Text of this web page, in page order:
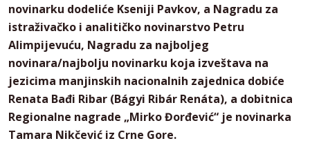
novinarku dodeliće Kseniji Pavkov, a Nagradu za
istraživačko i analitičko novinarstvo Petru
Alimpijevuću, Nagradu za najboljeg
novinara/najbolju novinarku koja izveštava na
jezicima manjinskih nacionalnih zajednica dobiće
Renata Bađi Ribar (Bágyi Ribár Renáta), a dobitnica
Regionalne nagrade „Mirko Đorđević“ je novinarka
Tamara Nikčević iz Crne Gore.